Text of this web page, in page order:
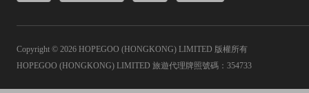
Copyright © 2026 HOPEGOO (HONGKONG) LIMITED 版權所有
HOPEGOO (HONGKONG) LIMITED 旅遊代理牌照號碼：354733